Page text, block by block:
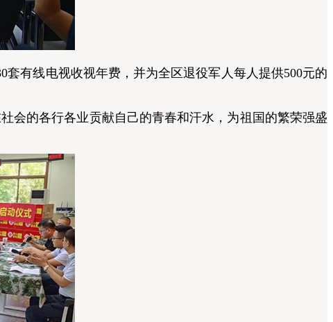
有线电视收视年费，并为全区退役军人每人提供500元的
的各行各业贡献自己的青春和汗水，为祖国的繁荣强盛